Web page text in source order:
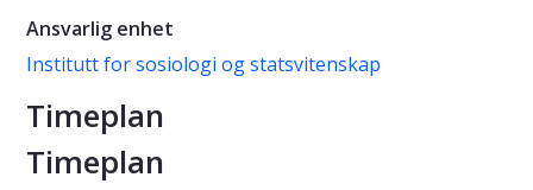
Ansvarlig enhet
Institutt for sosiologi og statsvitenskap
Timeplan
Timeplan